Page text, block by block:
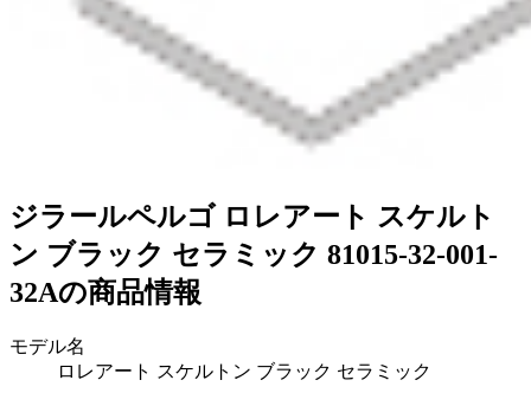
ジラールペルゴ ロレアート スケルト
ン ブラック セラミック 81015-32-001-
32Aの商品情報
モデル名
ロレアート スケルトン ブラック セラミック